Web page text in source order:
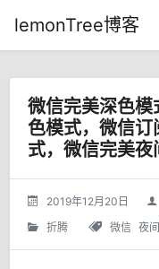
lemonTree博客
微信完美深色
色模式，微信
式，微信完美
2019年12月20日
折腾
微信 夜